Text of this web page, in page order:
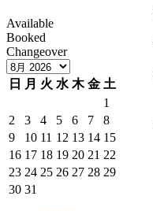
Available
Booked
Changeover
日 月 火 水 木 金 土
1
2
3 4 5 6 7
8
9
10 11 12 13 14 15
16 17 18 19 20 21 22
23 24 25 26 27 28 29
30 31